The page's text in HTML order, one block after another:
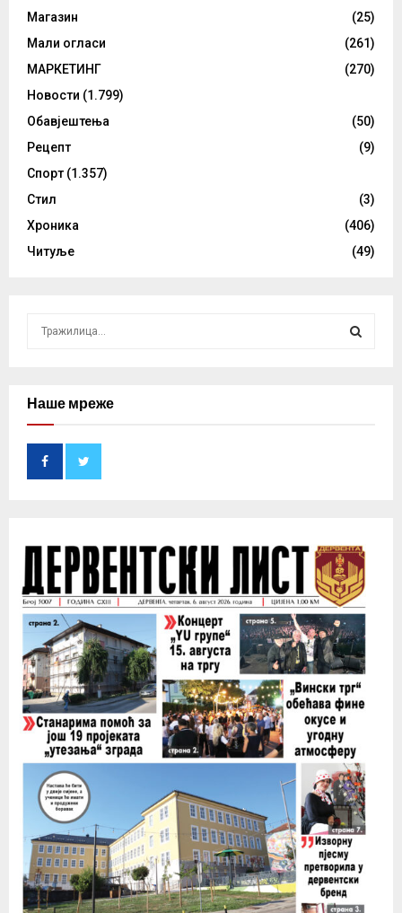
Магазин
(25)
Мали огласи
(261)
МАРКЕТИНГ
(270)
Новости (1.799)
Обавјештења
(50)
Рецепт
(9)
Спорт (1.357)
Стил
(3)
Хроника
(406)
Читуље
(49)
c
H
Наше мреже